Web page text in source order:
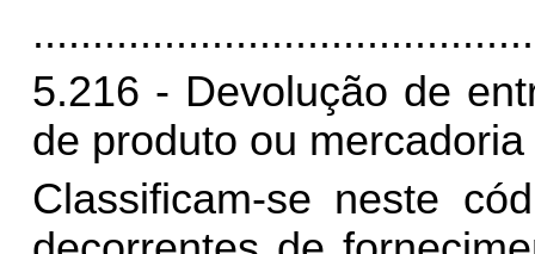
5.216 - Devolução de
de produto ou
Classificam-se neste